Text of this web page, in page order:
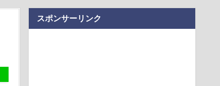
増量は「実証」--料金改定とは「完全に分離」と前田社
最大級のAIデータセンター建設へ 総事業費2兆円、UAEが
ータ・ビアが退任、今後はアドバイザーとして関与
エンサー、ライブ配信中に自殺
スポンサーリンク